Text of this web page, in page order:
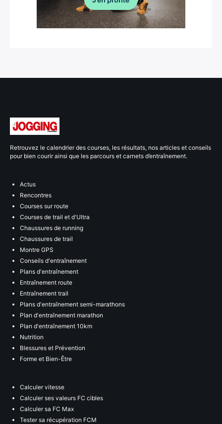
Retrouvez le calendrier des courses, les résultats, nos articles et conseils
pour bien courir ainsi que les parcours et carnets d’entraînement.
Actus
Rencontres
Courses sur route
Courses de trail et d'Ultra
Chaussures de running
Chaussures de trail
Montre GPS
Conseils d'entraînement
Plans d'entraînement
Entraînement route
Entraînement trail
Plans d'entraînement semi-marathons
Plan d'entraînement marathon
Plan d'entraînement 10km
Nutrition
Blessures et Prévention
Forme et Bien-Être
Calculer vitesse
Calculer ses valeurs FC cibles
Calculer sa FC Max
Tester sa récupération FCM